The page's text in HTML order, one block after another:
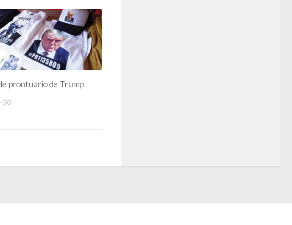
prontuario de Trump
30